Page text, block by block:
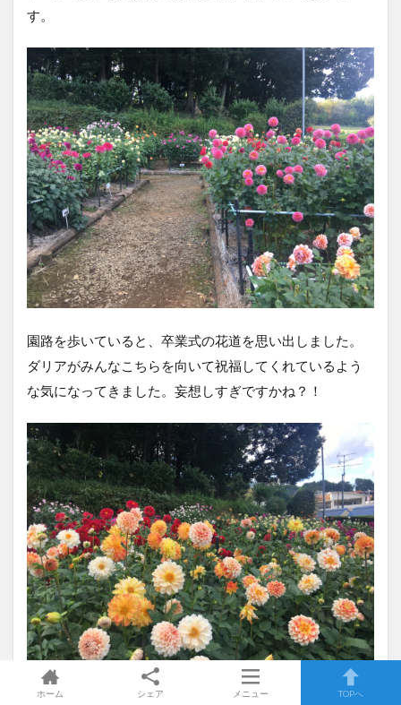
す。
園路を歩いていると、卒業式の花道を思い出しました。
ダリアがみんなこちらを向いて祝福してくれているよう
な気になってきました。妄想しすぎですかね？！
ホーム シェア メニュー TOPへ